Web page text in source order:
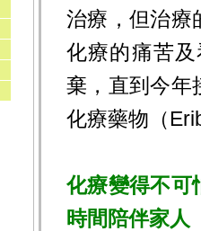
治療，但治療
化療的痛苦
棄，直到今年
化療藥物（
化療變得不可
時間陪伴家人